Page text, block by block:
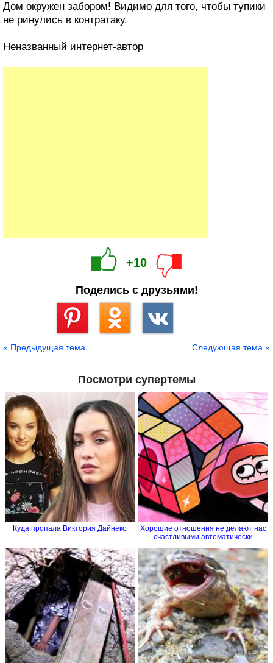
Дом окружен забором! Видимо для того, чтобы тупики
не ринулись в контратаку.
Неназванный интернет-автор
+10
Поделись с друзьями!
« Предыдущая тема Следующая тема »
Посмотри супертемы
Куда пропала Виктория Дайнеко
Хорошие отношения не делают нас
счастливыми автоматически